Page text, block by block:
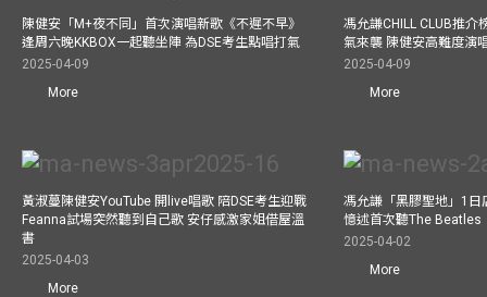
陳健安「M+夜不同」首次演唱新歌《不遲不早》
逢周六晚KKBOX一起聽坐陣 為DSE考生點唱打氣
2025-04-09
More
馮允謙CHILL CLUB推介
氣來襲 陳健安高難度演
2025-04-09
More
黃淑蔓陳健安YouTube 開live唱歌 陪DSE考生迎戰
Feanna試場突然聽到自己歌 安仔感激家姐借屋溫
書
2025-04-03
More
馮允謙「黑膠聖地」1日
憶述首次聽The Beatles
2025-04-02
More